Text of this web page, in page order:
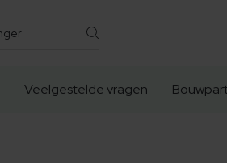
Veelgestelde vragen